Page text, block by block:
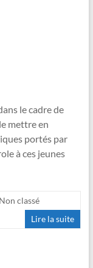
le cadre de
mettre en
portés par
à ces jeunes
Non classé
Lire la suite